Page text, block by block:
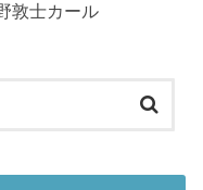
敦士カール